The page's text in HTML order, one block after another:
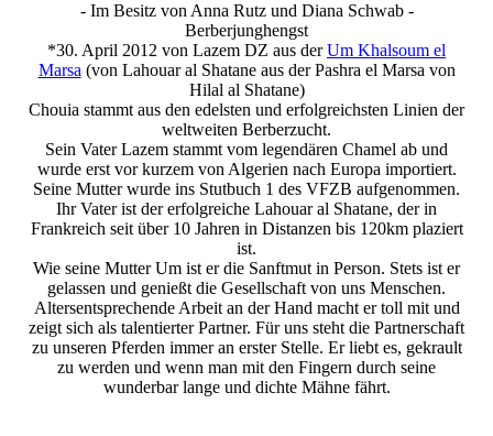
- Im Besitz von Anna Rutz und Diana Schwab -
Berberjunghengst
*30. April 2012 von Lazem DZ aus derUm Khalsoum el
Marsa (von Lahouar al Shatane aus der Pashra el Marsa von
Hilal al Shatane)
Chouia stammt aus den edelsten und erfolgreichsten Linien der
weltweiten Berberzucht.
Sein Vater Lazem stammt vom legendären Chamel ab und
wurde erst vor kurzem von Algerien nach Europa importiert.
Seine Mutter wurde ins Stutbuch 1 des VFZB aufgenommen.
Ihr Vater ist der erfolgreiche Lahouar al Shatane, der in
Frankreich seit über 10 Jahren in Distanzen bis 120km plaziert
ist.
Wie seine Mutter Um ist er die Sanftmut in Person. Stets ist er
gelassen und genießt die Gesellschaft von uns Menschen.
Altersentsprechende Arbeit an der Hand macht er toll mit und
zeigt sich als talentierter Partner. Für uns steht die Partnerschaft
zu unseren Pferden immer an erster Stelle. Er liebt es, gekrault
zu werden und wenn man mit den Fingern durch seine
wunderbar lange und dichte Mähne fährt.